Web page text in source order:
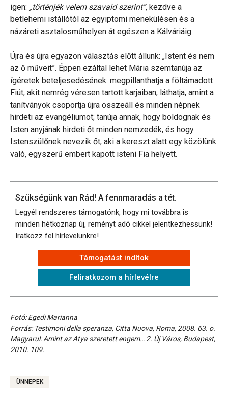
igen: „történjék velem szavaid szerint”, kezdve a
betlehemi istállótól az egyiptomi menekülésen és a
názáreti asztalosműhelyen át egészen a Kálváriáig.
Újra és újra egyazon választás előtt állunk: „Istent és nem
az ő műveit”. Éppen ezáltal lehet Mária szemtanúja az
ígéretek beteljesedésének: megpillanthatja a föltámadott
Fiút, akit nemrég véresen tartott karjaiban; láthatja, amint a
tanítványok csoportja újra összeáll és minden népnek
hirdeti az evangéliumot; tanúja annak, hogy boldognak és
Isten anyjának hirdeti őt minden nemzedék, és hogy
Istenszülőnek nevezik őt, aki a kereszt alatt egy közölünk
való, egyszerű embert kapott isteni Fia helyett.
Szükségünk van Rád! A fennmaradás a tét.
Legyél rendszeres támogatónk, hogy mi továbbra is
minden hétköznap új, reményt adó cikkel jelentkezhessünk!
Iratkozz fel hírlevelünkre!
Támogatást indítok
Feliratkozom a hírlevélre
Fotó: Egedi Marianna
Forrás: Testimoni della speranza, Citta Nuova, Roma, 2008. 63. o.
Magyarul: Amint az Atya szeretett engem… 2. Új Város, Budapest,
2010. 109.
ÜNNEPEK